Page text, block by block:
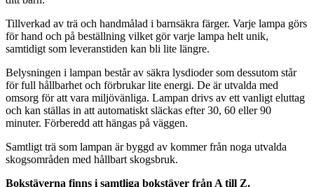
Tillverkad av trä och handmålad i barnsäkra färger. Varje lampa görs
för hand och på beställning vilket gör varje lampa helt unik,
samtidigt som leveranstiden kan bli lite längre.
Belysningen i lampan består av säkra lysdioder som dessutom står
för full hållbarhet och förbrukar lite energi. De är utvalda med
omsorg för att vara miljövänliga. Lampan drivs av ett vanligt eluttag
och kan ställas in att automatiskt släckas efter 30, 60 eller 90
minuter. Förberedd att hängas på väggen.
Samtligt trä som lampan är byggd av kommer från noga utvalda
skogsområden med hållbart skogsbruk.
Bokstäverna finns i samtliga bokstäver från A till Z.